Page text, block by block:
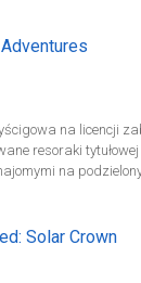
Asphalt
na licencji
resoraki
na
paczek czy
Solar Crown